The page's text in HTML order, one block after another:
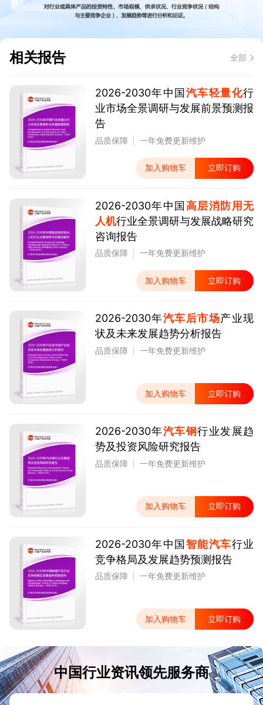
相关报告 全部
2026-2030年中国 汽车轻量化行
业市场全景调研与发展前景预测报
告
品质保障 一年免费更新维护
加入购物车 立即订购
2026-2030年中国高层消防用无
人机行业全景调研与发展战略研究
咨询报告
品质保障 一年免费更新维护
加入购物车 立即订购
2026-2030年汽车后市场产业现
状及未来发展趋势分析报告
品质保障 一年免费更新维护
加入购物车 立即订购
2026-2030年汽车钢行业发展趋
势及投资风险研究报告
品质保障 一年免费更新维护
加入购物车 立即订购
2026-2030年中国智能汽车行业
竞争格局及发展趋势预测报告
品质保障 一年免费更新维护
加入购物车 立即订购
中国行业资讯领先服务商